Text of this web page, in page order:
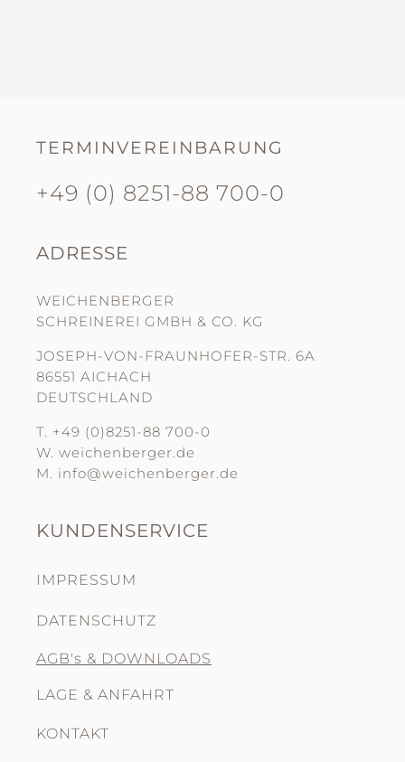
TERMINVEREINBARUNG
+49 (0) 8251-88 700-0
ADRESSE
WEICHENBERGER
SCHREINEREI GMBH & CO. KG
JOSEPH-VON-FRAUNHOFER-STR. 6A
86551 AICHACH
DEUTSCHLAND
T. +49 (0)8251-88 700-0
W. weichenberger.de
M. info@weichenberger.de
KUNDENSERVICE
IMPRESSUM
DATENSCHUTZ
AGB's & DOWNLOADS
LAGE & ANFAHRT
KONTAKT